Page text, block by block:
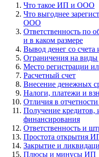
Что такое ИП и ООО
Что выгоднее
ООО
Ответственность по
и в каком размере
Вывод денег со счета
Ограничения на виды
Место регистрации
Расчетный счет
Внесение денежных
Налоги, платежи и
Отличия в
Получение кредитов,
финансирования
Ответственность и
Простота открытия
Закрытие и
Плюсы и минусы ИП